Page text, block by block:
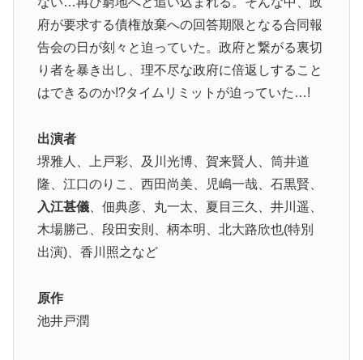
府が要求する債権放棄への回答期限となる合同報
告会の日が刻々と迫っていた。政府と繋がる裏切
り者を暴き出し、理不尽な政府に倍返しすること
はできるのか!?タイムリミットが迫っていた…!
出演者
堺雅人、上戸彩、及川光博、賀来賢人、筒井道
隆、江口のりこ、西田尚美、児嶋一哉、石黒賢、
入江甚儀、佃典彦、丸一太、夏目三久、井川遥、
木場勝己、段田安則、柄本明、北大路欣也(特別
出演)、香川照之など
原作
池井戸潤